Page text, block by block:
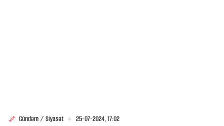
Gündəm / Siyasət 25-07-2024, 17:02